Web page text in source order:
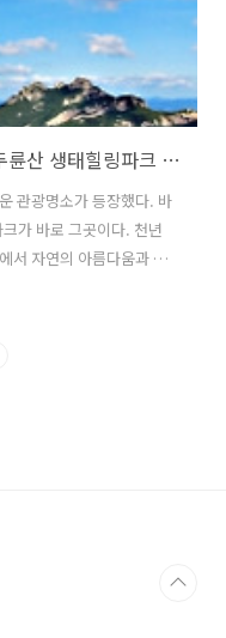
전남 해남 새로운 가족 여행 명소 : 두륜산 생태힐링파크 및 주변 맛집
관광명소가 등장했다. 바
가 바로 그곳이다. 천년
서 자연의 아름다움과 아
에게는 자연 속에서 힐
새로운 가족 여행 명소